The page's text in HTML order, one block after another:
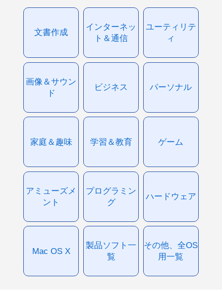
文書作成
インターネッ
ト＆通信
ユーティリテ
ィ
画像＆サウン
ド
ビジネス パーソナル
家庭＆趣味 学習＆教育 ゲーム
アミューズメ
ント
プログラミン
グ
ハードウェア
Mac OS X
製品ソフト一
覧
その他、全OS
用一覧